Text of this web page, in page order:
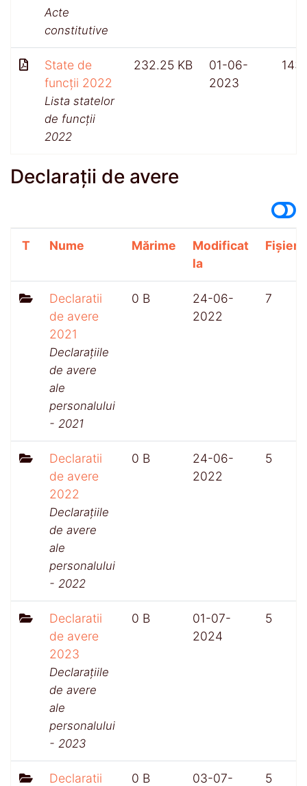
Acte
constitutive
State de
funcții 2022
Lista statelor
de funcții
2022
232.25 KB
01-06-
2023
Declarații de avere
T Nume Mărime
Modificat
la
Fișiere
Declaratii
de avere
2021
Declarațiile
de avere
ale
personalului
- 2021
0 B
24-06-
2022
7
Declaratii
de avere
2022
Declarațiile
de avere
ale
personalului
- 2022
0 B
24-06-
2022
5
Declaratii
de avere
2023
Declarațiile
de avere
ale
personalului
- 2023
0 B
01-07-
2024
5
Declaratii
0 B
03-07-
5